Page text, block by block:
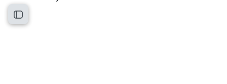
Kursindex öffnen